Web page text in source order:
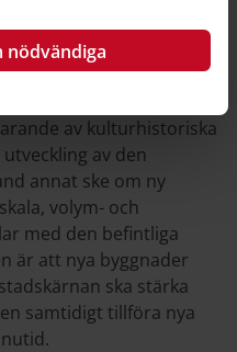
nödvändiga
stöd av PBL
av kulturhistoriska
av den
annat ske om ny
volym- och
med den befintliga
är att nya byggnader
ska stärka
samtidigt tillföra nya